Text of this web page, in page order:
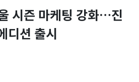
시즌 마케팅 강화…진
디션 출시